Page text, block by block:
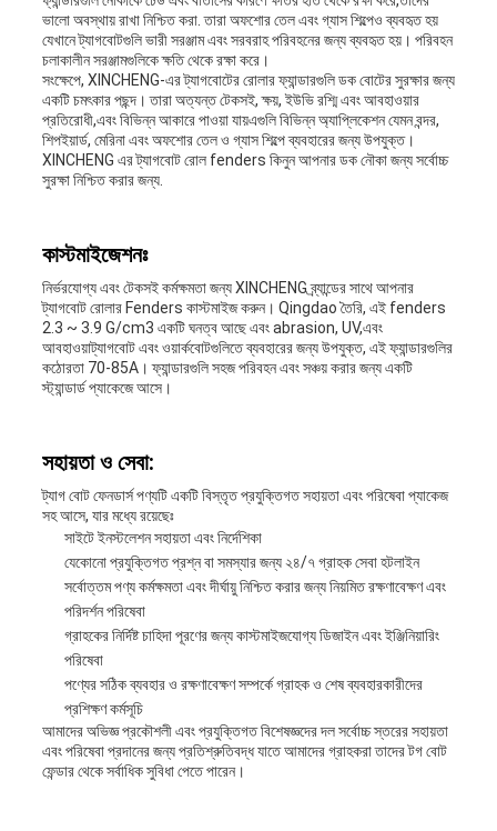
ভালো অবস্থায় রাখা নিশ্চিত করা. তারা অফশোর তেল এবং গ্যাস শিল্পেও ব্যবহৃত হয়
যেখানে ট্যাগবোটগুলি ভারী সরঞ্জাম এবং সরবরাহ পরিবহনের জন্য ব্যবহৃত হয়। পরিবহন
চলাকালীন সরঞ্জামগুলিকে ক্ষতি থেকে রক্ষা করে।
সংক্ষেপে, XINCHENG-এর ট্যাগবোটের রোলার ফ্যান্ডারগুলি ডক বোটের সুরক্ষার জন্য
একটি চমৎকার পছন্দ। তারা অত্যন্ত টেকসই, ক্ষয়, ইউভি রশ্মি এবং আবহাওয়ার
প্রতিরোধী,এবং বিভিন্ন আকারে পাওয়া যায়এগুলি বিভিন্ন অ্যাপ্লিকেশন যেমন বন্দর,
শিপইয়ার্ড, মেরিনা এবং অফশোর তেল ও গ্যাস শিল্পে ব্যবহারের জন্য উপযুক্ত।
XINCHENG এর ট্যাগবোট রোল fenders কিনুন আপনার ডক নৌকা জন্য সর্বোচ্চ
সুরক্ষা নিশ্চিত করার জন্য.
কাস্টমাইজেশনঃ
নির্ভরযোগ্য এবং টেকসই কর্মক্ষমতা জন্য XINCHENG ব্র্যান্ডের সাথে আপনার
ট্যাগবোট রোলার Fenders কাস্টমাইজ করুন। Qingdao তৈরি, এই fenders
2.3 ~ 3.9 G/cm3 একটি ঘনত্ব আছে এবং abrasion, UV,এবং
আবহাওয়াট্যাগবোট এবং ওয়ার্কবোটগুলিতে ব্যবহারের জন্য উপযুক্ত, এই ফ্যান্ডারগুলির
কঠোরতা 70-85A। ফ্যান্ডারগুলি সহজ পরিবহন এবং সঞ্চয় করার জন্য একটি
স্ট্যান্ডার্ড প্যাকেজে আসে।
সহায়তা ও সেবা:
ট্যাগ বোট ফেনডার্স পণ্যটি একটি বিস্তৃত প্রযুক্তিগত সহায়তা এবং পরিষেবা প্যাকেজ
সহ আসে, যার মধ্যে রয়েছেঃ
সাইটে ইনস্টলেশন সহায়তা এবং নির্দেশিকা
যেকোনো প্রযুক্তিগত প্রশ্ন বা সমস্যার জন্য ২৪/৭ গ্রাহক সেবা হটলাইন
সর্বোত্তম পণ্য কর্মক্ষমতা এবং দীর্ঘায়ু নিশ্চিত করার জন্য নিয়মিত রক্ষণাবেক্ষণ এবং
পরিদর্শন পরিষেবা
গ্রাহকের নির্দিষ্ট চাহিদা পূরণের জন্য কাস্টমাইজযোগ্য ডিজাইন এবং ইঞ্জিনিয়ারিং
পরিষেবা
পণ্যের সঠিক ব্যবহার ও রক্ষণাবেক্ষণ সম্পর্কে গ্রাহক ও শেষ ব্যবহারকারীদের
প্রশিক্ষণ কর্মসূচি
আমাদের অভিজ্ঞ প্রকৌশলী এবং প্রযুক্তিগত বিশেষজ্ঞদের দল সর্বোচ্চ স্তরের সহায়তা
এবং পরিষেবা প্রদানের জন্য প্রতিশ্রুতিবদ্ধ যাতে আমাদের গ্রাহকরা তাদের টগ বোট
ফেন্ডার থেকে সর্বাধিক সুবিধা পেতে পারেন।